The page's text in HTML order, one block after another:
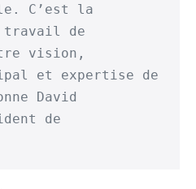
C’est la
travail de
vision,
et expertise de
David
de